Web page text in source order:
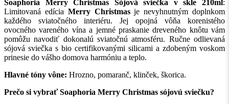
Soaphoria Merry Christmas Sójová sviečka v skle 210ml:
Limitovaná edícia Merry Christmasje nevyhnutným doplnkom
každého sviatočného interiéru. Jej opojná vôňa korenistého
ovocného vareného vína a jemné praskanie dreveného knôtu vám
pomôžu navodiť dokonalú sviatočnú atmosféru. Ručne odlievaná
sójová sviečka s bio certifikovanými silicami a zdobeným voskom
prinesie do vášho domova harmóniu a teplo.
Hlavné tóny vône: Hrozno, pomaranč, klinček, škorica.
Prečo si vybrať Soaphoria Merry Christmas sójovú sviečku?